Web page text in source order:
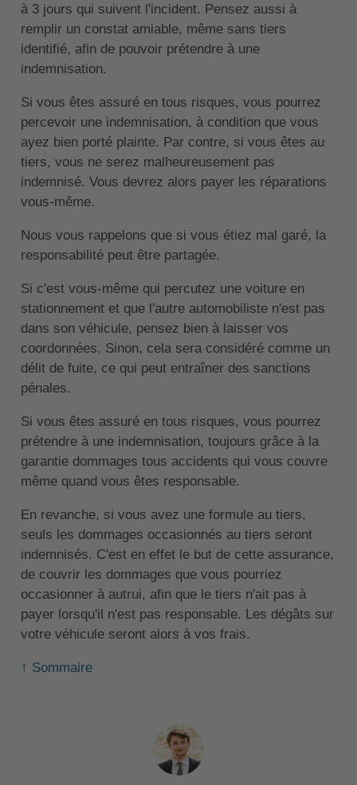
à 3 jours qui suivent l'incident. Pensez aussi à
remplir un constat amiable, même sans tiers
identifié, afin de pouvoir prétendre à une
indemnisation.
Si vous êtes assuré en tous risques, vous pourrez
percevoir une indemnisation, à condition que vous
ayez bien porté plainte. Par contre, si vous êtes au
tiers, vous ne serez malheureusement pas
indemnisé. Vous devrez alors payer les réparations
vous-même.
Nous vous rappelons que si vous étiez mal garé, la
responsabilité peut être partagée.
Si c'est vous-même qui percutez une voiture en
stationnement et que l'autre automobiliste n'est pas
dans son véhicule, pensez bien à laisser vos
coordonnées. Sinon, cela sera considéré comme un
délit de fuite, ce qui peut entraîner des sanctions
pénales.
Si vous êtes assuré en tous risques, vous pourrez
prétendre à une indemnisation, toujours grâce à la
garantie dommages tous accidents qui vous couvre
même quand vous êtes responsable.
En revanche, si vous avez une formule au tiers,
seuls les dommages occasionnés au tiers seront
indemnisés. C'est en effet le but de cette assurance,
de couvrir les dommages que vous pourriez
occasionner à autrui, afin que le tiers n'ait pas à
payer lorsqu'il n'est pas responsable. Les dégâts sur
votre véhicule seront alors à vos frais.
↑ Sommaire